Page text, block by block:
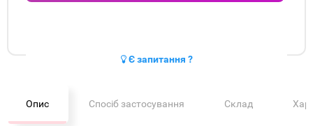
Є запитання ?
Опис Спосіб застосування Склад